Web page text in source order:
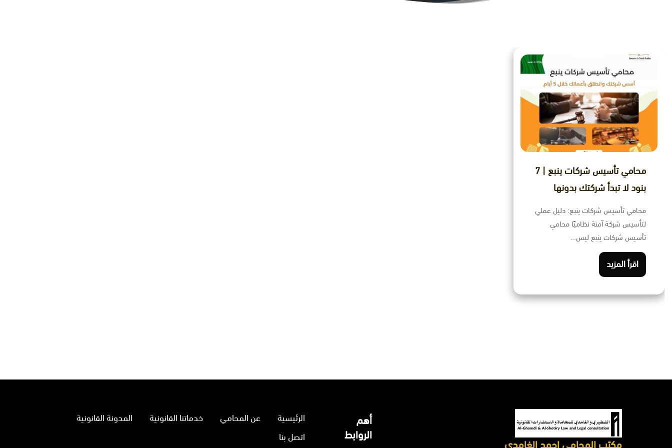
ﻣﺤﺎﻣﻲ ﺗﺄﺳﻴﺲ ﺷﺮﻛﺎت ﻳﻨﺒﻊ | 7
بنود لا تبدأ شركتك بدونها
محامي تأسيس شركات ينبع: دليل عملي
لتأسيس شركة آمنة نظاميًا محامي
تأسيس شركات ينبع ليس…
اقرأ المزيد
مكتب المحامي احمد الغامدي
أهم
الروابط
الرئيسية عن المحامي خدماتنا القانونية
المدونة القانونية
اتصل بنا